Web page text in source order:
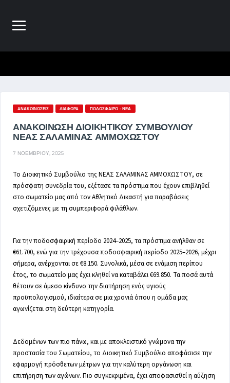
ΑΝΑΚΟΙΝΏΣΕΙΣ ΔΙΆΦΟΡΑ ΠΟΔΌΣΦΑΙΡΟ - ΝΈΑ
ΑΝΑΚΟΙΝΩΣΗ ΔΙΟΙΚΗΤΙΚΟΥ ΣΥΜΒΟΥΛΙΟΥ
ΝΕΑΣ ΣΑΛΑΜΙΝΑΣ ΑΜΜΟΧΩΣΤΟΥ
7 ΝΟΕΜΒΡΊΟΥ, 2025
Το Διοικητικό Συμβούλιο της ΝΕΑΣ ΣΑΛΑΜΙΝΑΣ ΑΜΜΟΧΩΣΤΟΥ, σε
πρόσφατη συνεδρία του, εξέτασε τα πρόστιμα που έχουν επιβληθεί
στο σωματείο μας από τον Αθλητικό Δικαστή για παραβάσεις
σχετιζόμενες με τη συμπεριφορά φιλάθλων.
Για την ποδοσφαιρική περίοδο 2024–2025, τα πρόστιμα ανήλθαν σε
€61.700, ενώ για την τρέχουσα ποδοσφαιρική περίοδο 2025–2026, μέχρι
σήμερα, ανέρχονται σε €8.150. Συνολικά, μέσα σε ενάμιση περίπου
έτος, το σωματείο μας έχει κληθεί να καταβάλει €69.850. Τα ποσά αυτά
θέτουν σε άμεσο κίνδυνο την διατήρηση ενός υγιούς
προϋπολογισμού, ιδιαίτερα σε μια χρονιά όπου η ομάδα μας
αγωνίζεται στη δεύτερη κατηγορία.
Δεδομένων των πιο πάνω, και με αποκλειστικό γνώμονα την
προστασία του Σωματείου, το Διοικητικό Συμβούλιο αποφάσισε την
εφαρμογή πρόσθετων μέτρων για την καλύτερη οργάνωση και
επιτήρηση των αγώνων. Πιο συγκεκριμένα, έχει αποφασισθεί η αύξηση